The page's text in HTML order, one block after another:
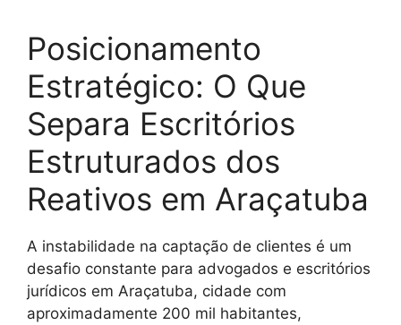
Posicionamento
Estratégico: O Que
Separa Escritórios
Estruturados dos
Reativos em Araçatuba
A instabilidade na captação de clientes é um
desafio constante para advogados e escritórios
jurídicos em Araçatuba, cidade com
aproximadamente 200 mil habitantes,